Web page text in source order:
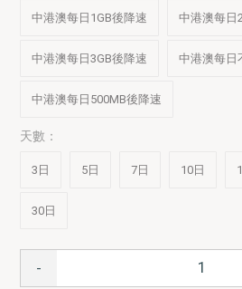
中港澳每日1GB後降速 中港澳每日
中港澳每日3GB後降速 中港澳每日
中港澳每日500MB後降速
天數：
3日 5日 7日 10日
30日
-